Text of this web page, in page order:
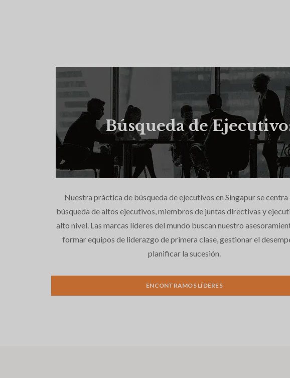
Búsqueda de
Nuestra práctica de búsqueda de ejecutivos en Singapur se centra
búsqueda de altos ejecutivos, miembros de juntas directivas y
alto nivel. Las marcas líderes del mundo buscan nuestro
formar equipos de liderazgo de primera clase, gestionar el
planificar la sucesión.
ENCONTRAMOS LÍDERES